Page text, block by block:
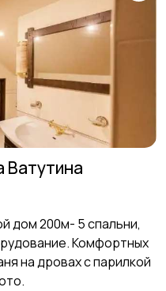
Ватутина
дом 200м- 5 спальни,
Комфортных
на дровах с парилкой